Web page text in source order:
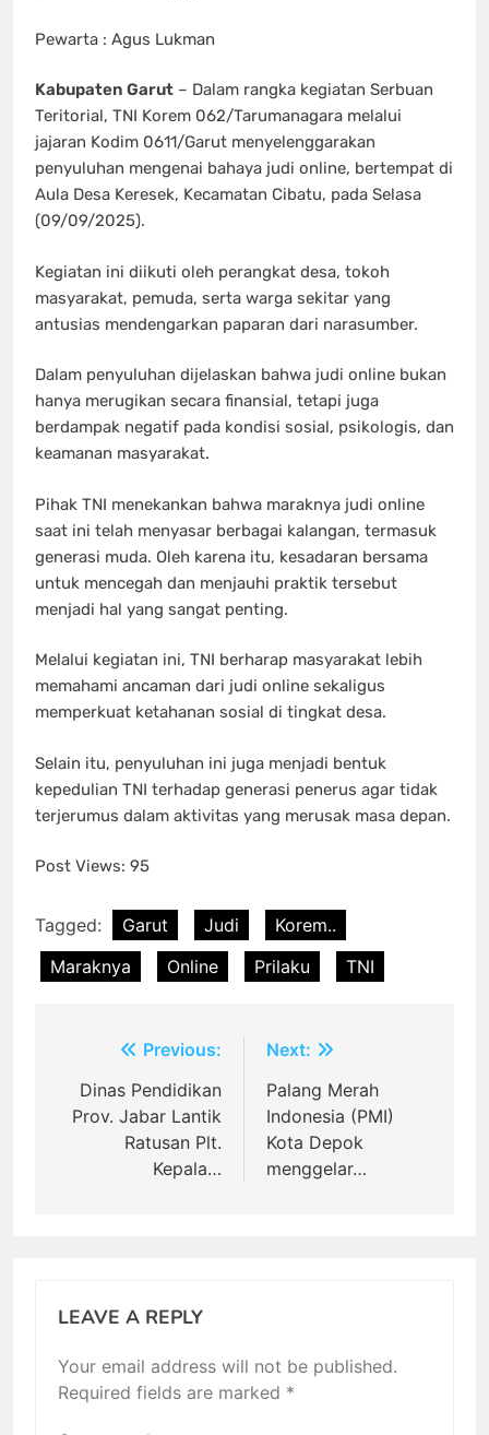
Pewarta : Agus Lukman
Kabupaten Garut – Dalam rangka kegiatan Serbuan
Teritorial, TNI Korem 062/Tarumanagara melalui
jajaran Kodim 0611/Garut menyelenggarakan
penyuluhan mengenai bahaya judi online, bertempat di
Aula Desa Keresek, Kecamatan Cibatu, pada Selasa
(09/09/2025).
Kegiatan ini diikuti oleh perangkat desa, tokoh
masyarakat, pemuda, serta warga sekitar yang
antusias mendengarkan paparan dari narasumber.
Dalam penyuluhan dijelaskan bahwa judi online bukan
hanya merugikan secara finansial, tetapi juga
berdampak negatif pada kondisi sosial, psikologis, dan
keamanan masyarakat.
Pihak TNI menekankan bahwa maraknya judi online
saat ini telah menyasar berbagai kalangan, termasuk
generasi muda. Oleh karena itu, kesadaran bersama
untuk mencegah dan menjauhi praktik tersebut
menjadi hal yang sangat penting.
Melalui kegiatan ini, TNI berharap masyarakat lebih
memahami ancaman dari judi online sekaligus
memperkuat ketahanan sosial di tingkat desa.
Selain itu, penyuluhan ini juga menjadi bentuk
kepedulian TNI terhadap generasi penerus agar tidak
terjerumus dalam aktivitas yang merusak masa depan.
Post Views: 95
Tagged: Garut Judi
Korem..
Maraknya
Online Prilaku TNI
navigation
Previous:
Dinas Pendidikan
Prov. Jabar Lantik
Ratusan Plt.
Kepala…
Next:
Palang Merah
Indonesia (PMI)
Kota Depok
menggelar…
LEAVE A REPLY
Your email address will not be published.
Required fields are marked *